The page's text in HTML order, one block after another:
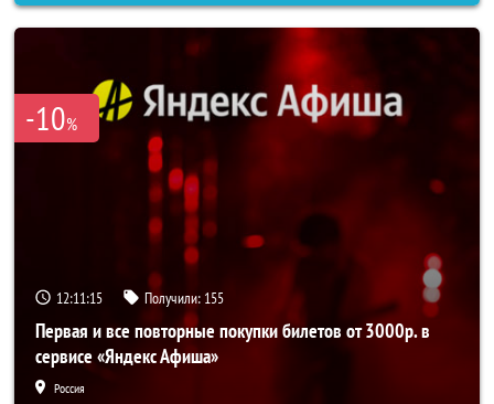
-10%
12:11:14 Получили: 155
Первая и все повторные покупки билетов от 3000р. в
сервисе «Яндекс Афиша»
Россия